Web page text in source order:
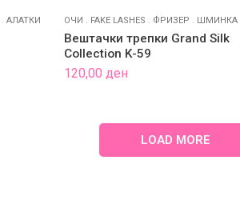
. АЛАТКИ ОЧИ . FAKE LASHES . ФРИЗЕР . ШМИНКА
Вештачки трепки Grand Silk
Collection K-59
120,00 ден
LOAD MORE